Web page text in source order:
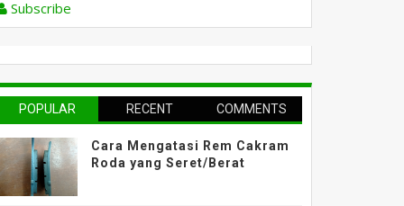
Subscribe
POPULAR RECENT COMMENTS
Cara Mengatasi Rem Cakram
Roda yang Seret/Berat